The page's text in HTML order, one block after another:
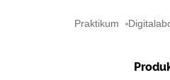
Praktikum